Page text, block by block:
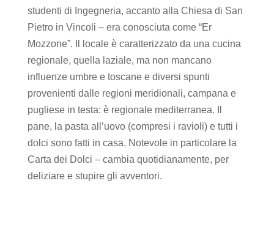
studenti di Ingegneria, accanto alla Chiesa di San
Pietro in Vincoli – era conosciuta come “Er
Mozzone”. Il locale è caratterizzato da una cucina
regionale, quella laziale, ma non mancano
influenze umbre e toscane e diversi spunti
provenienti dalle regioni meridionali, campana e
pugliese in testa: è regionale mediterranea. Il
pane, la pasta all’uovo (compresi i ravioli) e tutti i
dolci sono fatti in casa. Notevole in particolare la
Carta dei Dolci – cambia quotidianamente, per
deliziare e stupire gli avventori.